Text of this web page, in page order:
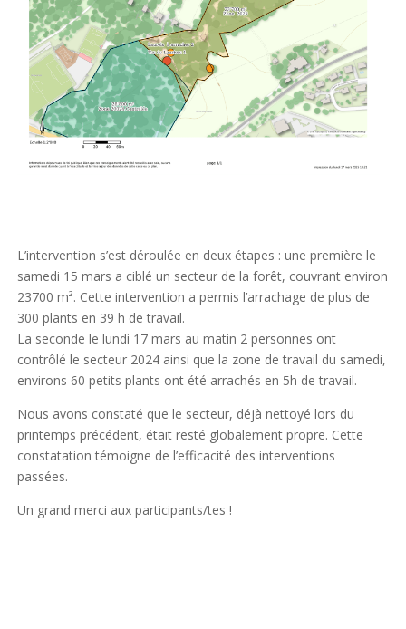
L’intervention s’est déroulée en deux étapes : une première le
samedi 15 mars a ciblé un secteur de la forêt, couvrant environ
23700 m². Cette intervention a permis l’arrachage de plus de
300 plants en 39 h de travail.
La seconde le lundi 17 mars au matin 2 personnes ont
contrôlé le secteur 2024 ainsi que la zone de travail du samedi,
environs 60 petits plants ont été arrachés en 5h de travail.
Nous avons constaté que le secteur, déjà nettoyé lors du
printemps précédent, était resté globalement propre. Cette
constatation témoigne de l’efficacité des interventions
passées.
Un grand merci aux participants/tes !